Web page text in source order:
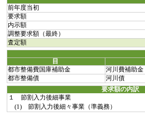
前年度当初
要求額
内示額
調整要求額（最終）
査定額
目
都市整備費国庫補助金
河川費補助金
都市整備債
河川債
要求額の内訳
１ 節割入力後細事業
(1) 節割入力後細々事業（準義務）